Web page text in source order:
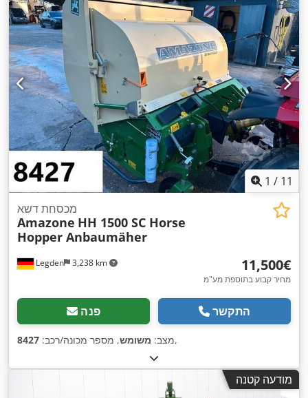
1 / 11
Legden 3,238 km
מכסחת דשא
Amazone HH 1500 SC Horse
Hopper Anbaumäher
‏11,500 ‏€
מחיר קבוע בתוספת מע"מ
פנה התקשר
מצב: משומש, מספר מכונה/רכב: 8427 ,
מודעה קטנה